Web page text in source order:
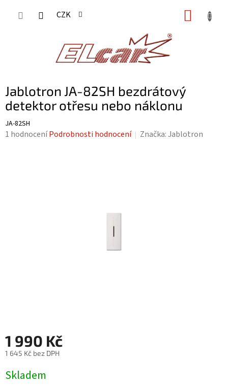
CZK
Jablotron JA-82SH bezdrátový
detektor otřesu nebo náklonu
JA-82SH
Průměrné
1 hodnoceníPodrobnosti hodnocení Značka:Jablotron
1 990 Kč
1 645 Kč bez DPH
cena:
Skladem